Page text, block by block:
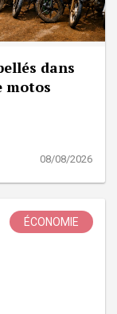
dans
motos
08/08/2026
ÉCONOMIE